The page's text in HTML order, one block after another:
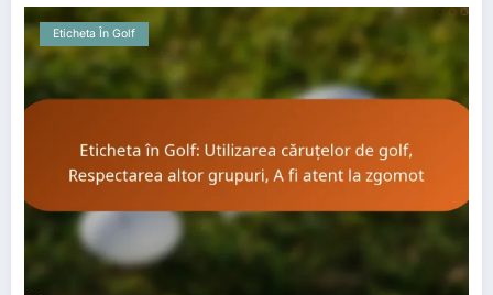
Eticheta În Golf